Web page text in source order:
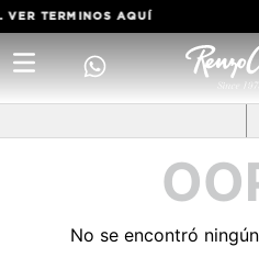
TERMINOSAQUÍ
No se encontró